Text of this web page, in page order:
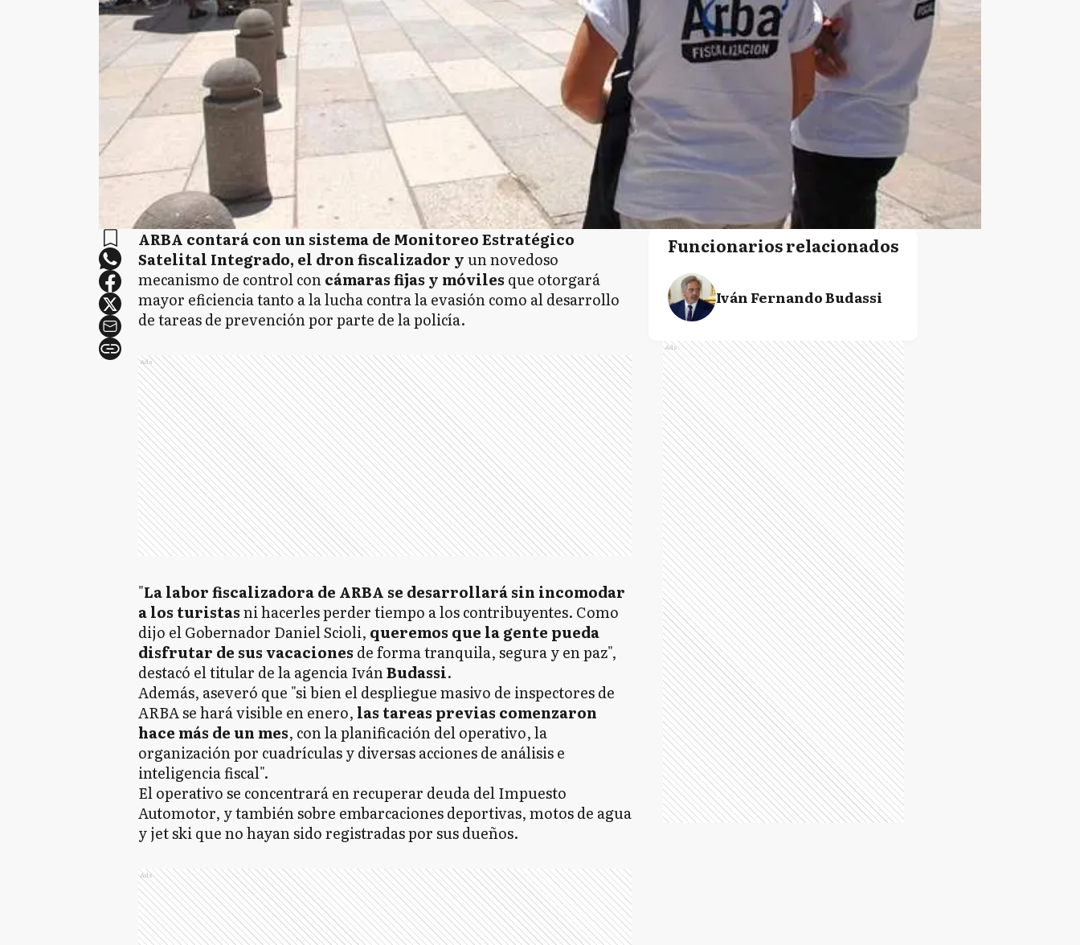
ARBA contará con un sistema de Monitoreo Estratégico
Satelital Integrado, el dron fiscalizador yun novedoso
mecanismo de control concámaras fijas y móviles que otorgará
mayor eficiencia tanto a la lucha contra la evasión como al desarrollo
de tareas de prevención por parte de la policía.
Ads
"La labor fiscalizadora de ARBA se desarrollará sin incomodar
a los turistasni hacerles perder tiempo a los contribuyentes. Como
dijo el Gobernador Daniel Scioli, queremos que la gente pueda
disfrutar de sus vacaciones de forma tranquila, segura y en paz",
destacó el titular de la agencia IvánBudassi.
Además, aseveró que "si bien el despliegue masivo de inspectores de
ARBA se hará visible en enero, las tareas previas comenzaron
hace más de un mes, con la planificación del operativo, la
organización por cuadrículas y diversas acciones de análisis e
inteligencia fiscal".
El operativo se concentrará en recuperar deuda del Impuesto
Automotor, y también sobre embarcaciones deportivas, motos de agua
y jet ski que no hayan sido registradas por sus dueños.
Ads
Funcionarios relacionados
Iván Fernando Budassi
Ads